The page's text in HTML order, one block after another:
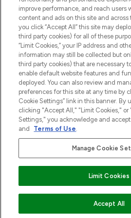
VOEG TOE AAN
Information
HELP &
OVER
2026 THG Beauty Europe GmbH
Betaal veilig met
improve performance, and reach users
content and ads on this site and across
you click “Accept All” this site may
third party cookies) for all of these
“Limit Cookies,” your IP address and
information may still be collected but
third party cookies) that are necessary
enable default website features and
deployed. You can also review and
preferences for this site at any time by
Cookie Settings” link in this banner. By
clicking "Accept All," "Limit Cookies," or
Settings," you acknowledge and
and
Terms of Use.
Manage Cookie
Limit Cookies
Accept All